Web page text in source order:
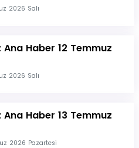
2026 Salı
Ana Haber 12 Temmuz
2026 Salı
Ana Haber 13 Temmuz
2026 Pazartesi